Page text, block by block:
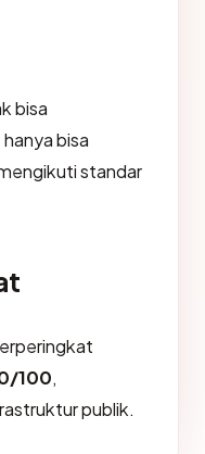
bisa
bisa
standar
100,
publik.